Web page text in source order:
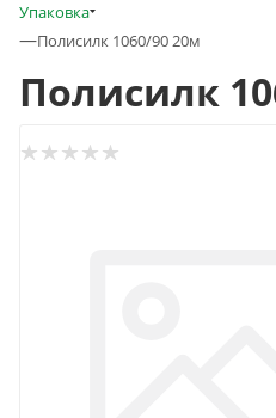
Упаковка
—Полисилк 1060/90 20м
Полисилк